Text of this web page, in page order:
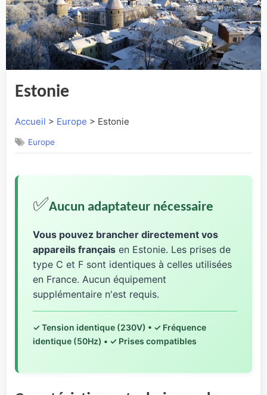
Estonie
Accueil > Europe > Estonie
Europe
✅Aucun adaptateur nécessaire
Vous pouvez brancher directement vos
appareils français en Estonie. Les prises de
type C et F sont identiques à celles utilisées
en France. Aucun équipement
supplémentaire n'est requis.
✓ Tension identique (230V) • ✓ Fréquence
identique (50Hz) • ✓ Prises compatibles